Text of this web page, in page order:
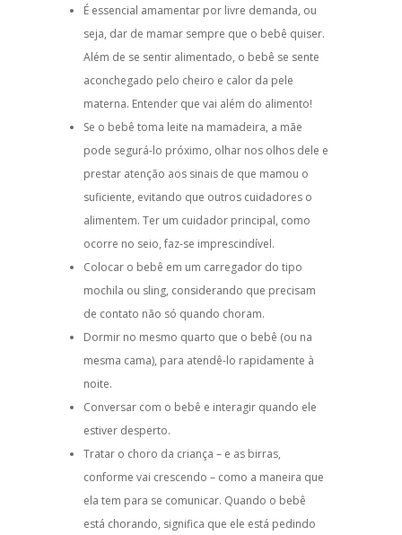
É essencial amamentar por livre demanda, ou
seja, dar de mamar sempre que o bebê quiser.
Além de se sentir alimentado, o bebê se sente
aconchegado pelo cheiro e calor da pele
materna. Entender que vai além do alimento!
Se o bebê toma leite na mamadeira, a mãe
pode segurá-lo próximo, olhar nos olhos dele e
prestar atenção aos sinais de que mamou o
suficiente, evitando que outros cuidadores o
alimentem. Ter um cuidador principal, como
ocorre no seio, faz-se imprescindível.
Colocar o bebê em um carregador do tipo
mochila ou sling, considerando que precisam
de contato não só quando choram.
Dormir no mesmo quarto que o bebê (ou na
mesma cama), para atendê-lo rapidamente à
noite.
Conversar com o bebê e interagir quando ele
estiver desperto.
Tratar o choro da criança – e as birras,
conforme vai crescendo – como a maneira que
ela tem para se comunicar. Quando o bebê
está chorando, significa que ele está pedindo